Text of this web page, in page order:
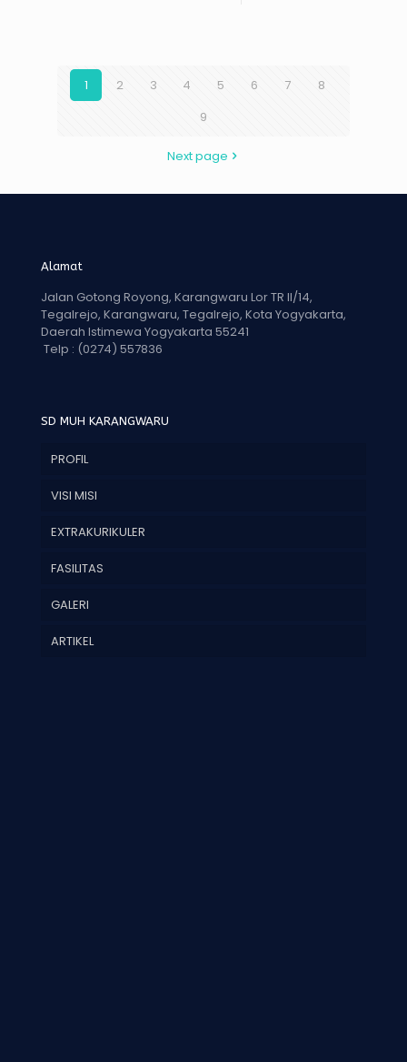
1 2 3 4 5 6 7
8
9
Next page
Alamat
Jalan Gotong Royong, Karangwaru Lor TR II/14,
Tegalrejo, Karangwaru, Tegalrejo, Kota Yogyakarta,
Daerah Istimewa Yogyakarta 55241
Telp : (0274) 557836
SD MUH KARANGWARU
PROFIL
VISI MISI
EXTRAKURIKULER
FASILITAS
GALERI
ARTIKEL